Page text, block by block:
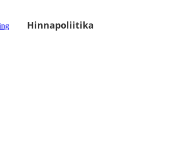
Hinnapoliitika